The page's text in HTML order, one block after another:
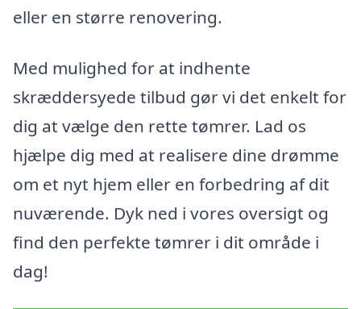
eller en større renovering.
Med mulighed for at indhente
skræddersyede tilbud gør vi det enkelt for
dig at vælge den rette tømrer. Lad os
hjælpe dig med at realisere dine drømme
om et nyt hjem eller en forbedring af dit
nuværende. Dyk ned i vores oversigt og
find den perfekte tømrer i dit område i
dag!